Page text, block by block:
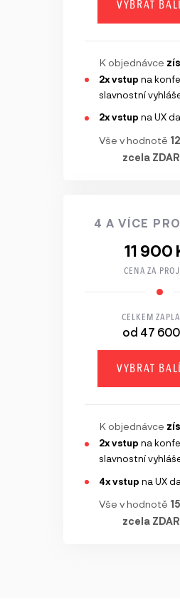
VYBRAT
K objednávce
2x vstup na
slavnostní
2x vstup na UX
Vše v hodnotě
zcela
4 A VÍCE
11 900
CENA ZA
CELKEM
od 47
VYBRAT
K objednávce
2x vstup na
slavnostní
4x vstup na UX
Vše v hodnotě
zcela